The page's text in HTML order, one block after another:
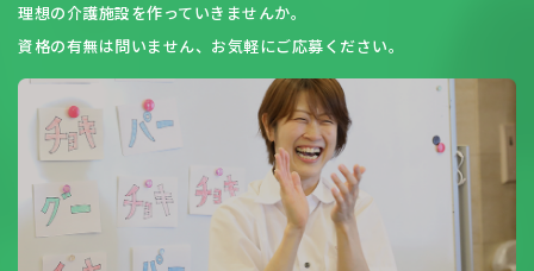
理想の介護施設を作っていきませんか。
資格の有無は問いません、お気軽にご応募ください。